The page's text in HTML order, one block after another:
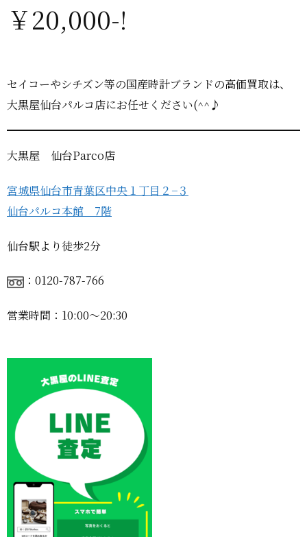
￥20,000-!
セイコーやシチズン等の国産時計ブランドの高価買取は、
大黒屋仙台パルコ店にお任せください(^^♪
大黒屋 仙台Parco店
宮城県仙台市青葉区中央１丁目２−３
仙台パルコ本館 7階
仙台駅より徒歩2分
：0120-787-766
営業時間：10:00〜20:30